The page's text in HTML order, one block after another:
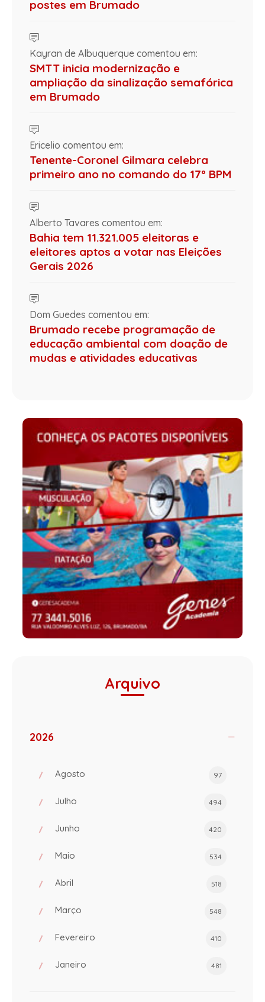
postes em Brumado
Kayran de Albuquerque comentou em:
SMTT inicia modernização e
ampliação da sinalização semafórica
em Brumado
Ericelio comentou em:
Tenente-Coronel Gilmara celebra
primeiro ano no comando do 17º BPM
Alberto Tavares comentou em:
Bahia tem 11.321.005 eleitoras e
eleitores aptos a votar nas Eleições
Gerais 2026
Dom Guedes comentou em:
Brumado recebe programação de
educação ambiental com doação de
mudas e atividades educativas
Arquivo
2026
Agosto 97
Julho 494
Junho 420
Maio 534
Abril 518
Março 548
Fevereiro 410
Janeiro 481